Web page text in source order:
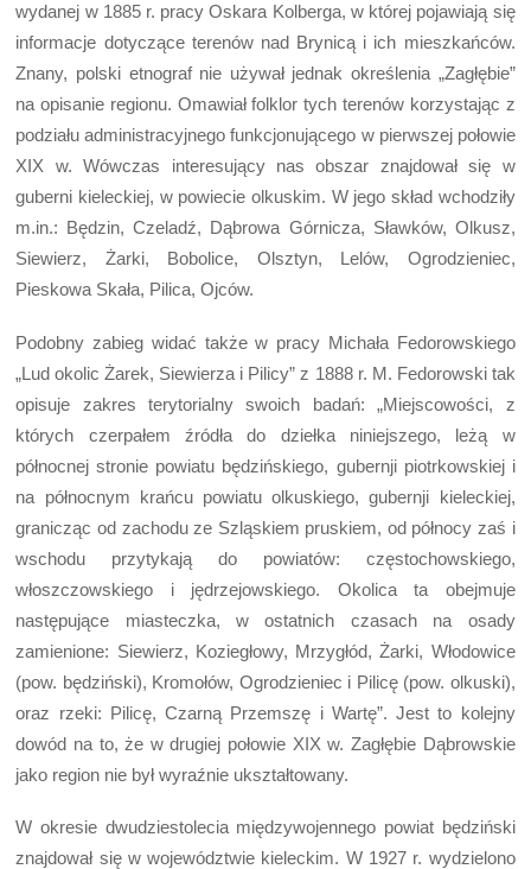
wydanej w 1885 r. pracy Oskara Kolberga, w której pojawiają się
informacje dotyczące terenów nad Brynicą i ich mieszkańców.
Znany, polski etnograf nie używał jednak określenia „Zagłębie”
na opisanie regionu. Omawiał folklor tych terenów korzystając z
podziału administracyjnego funkcjonującego w pierwszej połowie
XIX w. Wówczas interesujący nas obszar znajdował się w
guberni kieleckiej, w powiecie olkuskim. W jego skład wchodziły
m.in.: Będzin, Czeladź, Dąbrowa Górnicza, Sławków, Olkusz,
Siewierz, Żarki, Bobolice, Olsztyn, Lelów, Ogrodzieniec,
Pieskowa Skała, Pilica, Ojców.
Podobny zabieg widać także w pracy Michała Fedorowskiego
„Lud okolic Żarek, Siewierza i Pilicy” z 1888 r. M. Fedorowski tak
opisuje zakres terytorialny swoich badań: „Miejscowości, z
których czerpałem źródła do dziełka niniejszego, leżą w
północnej stronie powiatu będzińskiego, gubernji piotrkowskiej i
na północnym krańcu powiatu olkuskiego, gubernji kieleckiej,
granicząc od zachodu ze Szląskiem pruskiem, od północy zaś i
wschodu przytykają do powiatów: częstochowskiego,
włoszczowskiego i jędrzejowskiego. Okolica ta obejmuje
następujące miasteczka, w ostatnich czasach na osady
zamienione: Siewierz, Koziegłowy, Mrzygłód, Żarki, Włodowice
(pow. będziński), Kromołów, Ogrodzieniec i Pilicę (pow. olkuski),
oraz rzeki: Pilicę, Czarną Przemszę i Wartę”. Jest to kolejny
dowód na to, że w drugiej połowie XIX w. Zagłębie Dąbrowskie
jako region nie był wyraźnie ukształtowany.
W okresie dwudziestolecia międzywojennego powiat będziński
znajdował się w województwie kieleckim. W 1927 r. wydzielono